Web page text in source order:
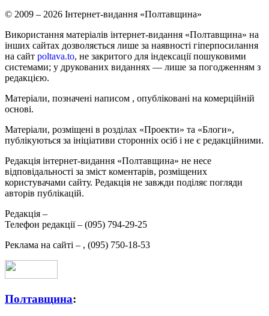
© 2009 – 2026 Інтернет-видання «Полтавщина»
Використання матеріалів інтернет-видання «Полтавщина» на
інших сайтах дозволяється лише за наявності гіперпосилання
на сайт poltava.to, не закритого для індексації пошуковими
системами; у друкованих виданнях — лише за погодженням з
редакцією.
Матеріали, позначені написом , опубліковані на комерційній
основі.
Матеріали, розміщені в розділах «Проекти» та «Блоги»,
публікуються за ініціативи сторонніх осіб і не є редакційними.
Редакція інтернет-видання «Полтавщина» не несе
відповідальності за зміст коментарів, розміщених
користувачами сайту. Редакція не завжди поділяє погляди
авторів публікацій.
Редакція –
Телефон редакції – (095) 794-29-25
Реклама на сайті – , (095) 750-18-53
Полтавщина: